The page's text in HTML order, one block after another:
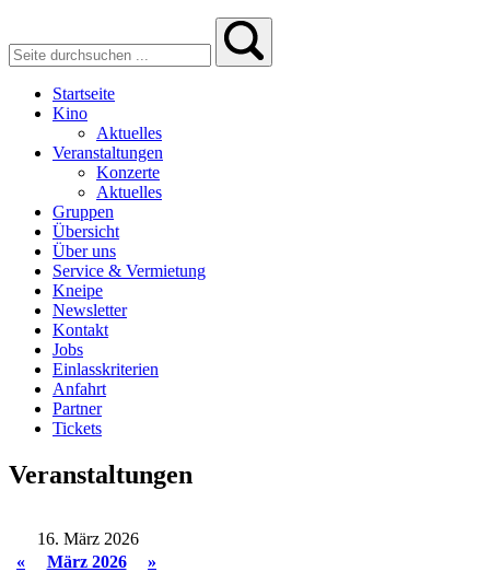
Startseite
Kino
Aktuelles
Veranstaltungen
Konzerte
Aktuelles
Gruppen
Übersicht
Über uns
Service & Vermietung
Kneipe
Newsletter
Kontakt
Jobs
Einlasskriterien
Anfahrt
Partner
Tickets
Veranstaltungen
16. März 2026
«
März 2026
»